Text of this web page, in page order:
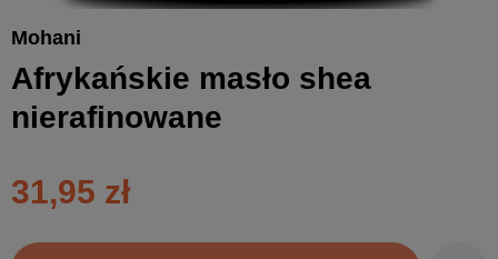
Mohani
Afrykańskie masło shea
nierafinowane
31,95 zł